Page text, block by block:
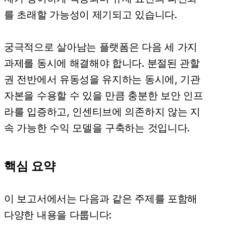
를 초래할 가능성이 제기되고 있습니다.
궁극적으로 살아남는 플랫폼은 다음 세 가지
과제를 동시에 해결해야 합니다. 분절된 관할
권 전반에서 유동성을 유지하는 동시에, 기관
자본을 수용할 수 있을 만큼 충분한 보안 인프
라를 입증하고, 인센티브에 의존하지 않는 지
속 가능한 수익 모델을 구축하는 것입니다.
핵심 요약
이 보고서에서는 다음과 같은 주제를 포함해
다양한 내용을 다룹니다: